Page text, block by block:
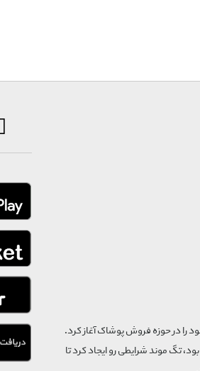
نام ثبتی گسترش و نوآوری تگین و شماره ثبت 494131، فعالیت خود را در حوزه فروش پوشاک آغاز کرد.
بود، تگ موند شرایطی رو ایجاد کرد تا